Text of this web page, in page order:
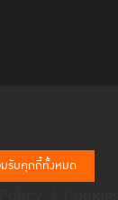
รับคุกกี้ทั้งหมด